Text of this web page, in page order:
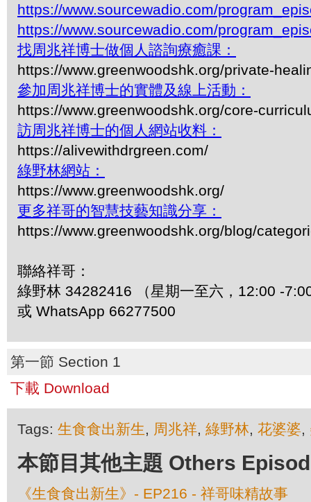
https://www.sourcewadio.com/
https://www.sourcewadio.com/
找周兆祥博士做個人諮詢療癒課：
https://www.greenwoodshk.org/private-
參加周兆祥博士的實體及線上活動：
https://www.greenwoodshk.org/core-
訪周兆祥博士的個人網站收料：
https://alivewithdrgreen.com/
綠野林網站：
https://www.greenwoodshk.org/
更多祥哥的智慧技藝知識分享：
https://www.greenwoodshk.org/blog/
聯絡祥哥：
綠野林 34282416 （星期一至六，12:00 -
或 WhatsApp 66277500
第一節 Section 1
下載 Download
Tags: 生食食出新生, 周兆祥, 綠野林, 花婆婆,
本節目其他主題 Others
《生食食出新生》- EP216 - 祥哥味精故事